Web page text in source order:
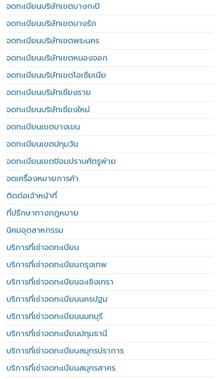
จดทะเบียนบริษัทเขตบางกะปิ
จดทะเบียนบริษัทเขตบางรัก
จดทะเบียนบริษัทเขตพระนคร
จดทะเบียนบริษัทเขตหนองจอก
จดทะเบียนบริษัทเขตโอเชียเนีย
จดทะเบียนบริษัทเชียงราย
จดทะเบียนบริษัทเชียงใหม่
จดทะเบียนเขตบางเขน
จดทะเบียนเขตปทุมวัน
จดทะเบียนเขตป้อมปราบศัตรูพ่าย
จดเครื่องหมายการค้า
ติดต่อเจ้าหน้าที่
ที่ปรึกษาทางกฎหมาย
นิคมอุตสาหกรรม
บริการที่เช่าจดทะเบียน
บริการที่เช่าจดทะเบียนกรุงเทพ
บริการที่เช่าจดทะเบียนฉะเชิงเทรา
บริการที่เช่าจดทะเบียนนครปฐม
บริการที่เช่าจดทะเบียนนนทบุรี
บริการที่เช่าจดทะเบียนปทุมธานี
บริการที่เช่าจดทะเบียนสมุทรปราการ
บริการที่เช่าจดทะเบียนสมุทรสาคร